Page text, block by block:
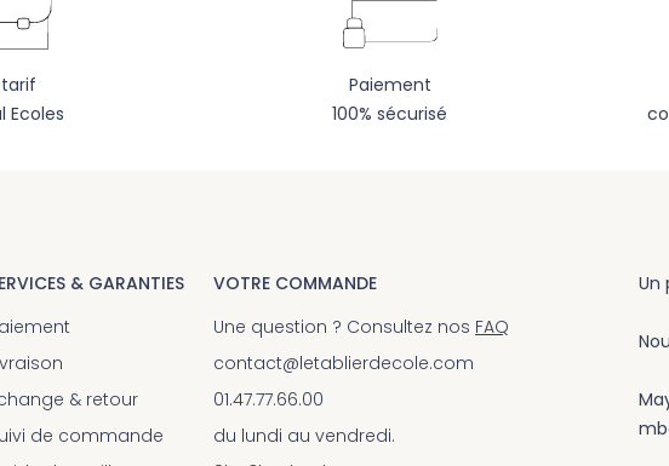
Ecoles
Paiement
100% sécurisé
& GARANTIES
& retour
de commande
VOTRE COMMANDE
Une question ? Consultez nos FAQ
contact@letablierdecole.com
01.47.77.66.00
du lundi au vendredi.
Un